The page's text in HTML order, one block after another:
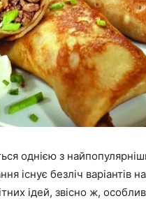
однією з
існує безліч варіантів
ідей, звісно ж,